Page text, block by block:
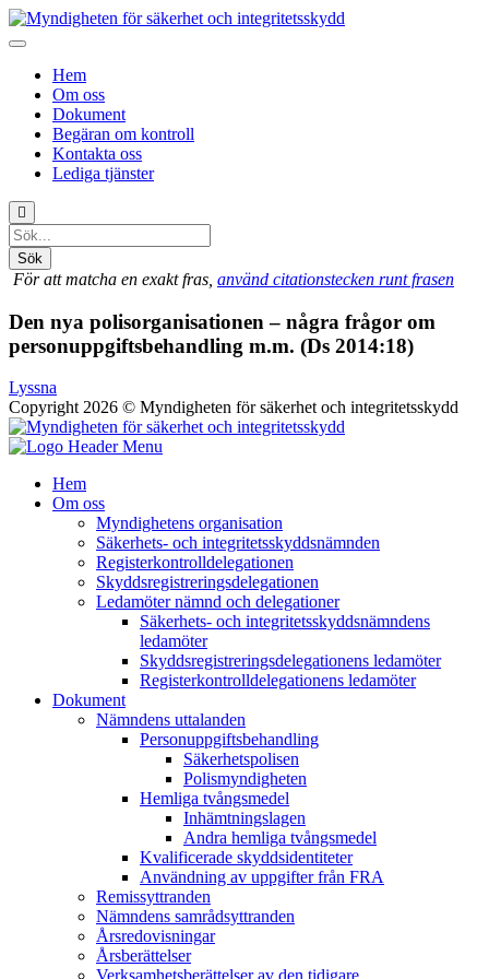
Hem
Om oss
Dokument
Begäran om kontroll
Kontakta oss
Lediga tjänster
Sök
För att matcha en exakt fras, använd citationstecken runt frasen
Den nya polisorganisationen – några frågor om
personuppgiftsbehandling m.m. (Ds 2014:18)
Lyssna
Copyright 2026 © Myndigheten för säkerhet och integritetsskydd
Hem
Om oss
Myndighetens organisation
Säkerhets- och integritetsskyddsnämnden
Registerkontrolldelegationen
Skyddsregistreringsdelegationen
Ledamöter nämnd och delegationer
Säkerhets- och integritetsskyddsnämndens
ledamöter
Skyddsregistreringsdelegationens ledamöter
Registerkontrolldelegationens ledamöter
Dokument
Nämndens uttalanden
Personuppgiftsbehandling
Säkerhetspolisen
Polismyndigheten
Hemliga tvångsmedel
Inhämtningslagen
Andra hemliga tvångsmedel
Kvalificerade skyddsidentiteter
Användning av uppgifter från FRA
Remissyttranden
Nämndens samrådsyttranden
Årsredovisningar
Årsberättelser